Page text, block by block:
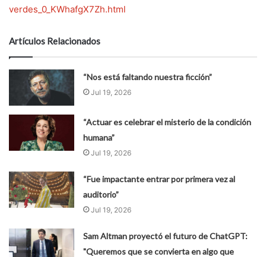
verdes_0_KWhafgX7Zh.html
Artículos Relacionados
“Nos está faltando nuestra ficción”
Jul 19, 2026
“Actuar es celebrar el misterio de la condición
humana”
Jul 19, 2026
“Fue impactante entrar por primera vez al
auditorio”
Jul 19, 2026
Sam Altman proyectó el futuro de ChatGPT:
"Queremos que se convierta en algo que